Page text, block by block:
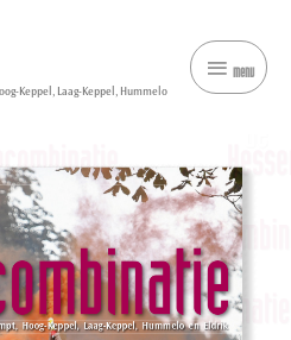
Keppel, Laag-Keppel, Hummelo
menumenu